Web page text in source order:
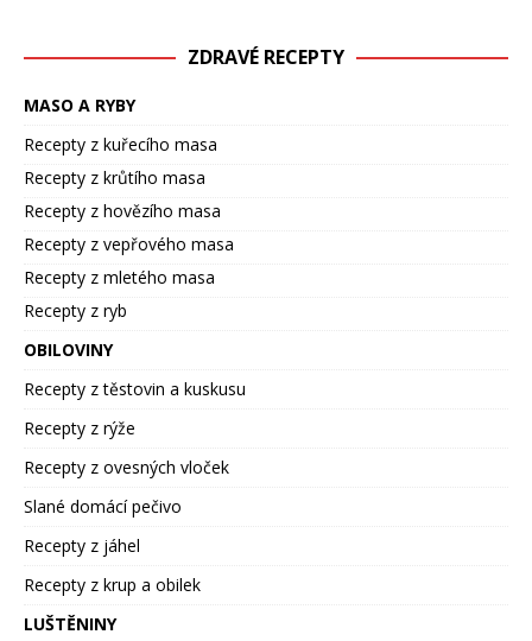
ZDRAVÉ RECEPTY
MASO A RYBY
Recepty z kuřecího masa
Recepty z krůtího masa
Recepty z hovězího masa
Recepty z vepřového masa
Recepty z mletého masa
Recepty z ryb
OBILOVINY
Recepty z těstovin a kuskusu
Recepty z rýže
Recepty z ovesných vloček
Slané domácí pečivo
Recepty z jáhel
Recepty z krup a obilek
LUŠTĚNINY